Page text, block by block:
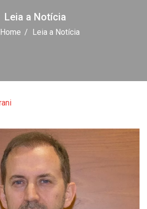
Leia a Notícia
Home Leia a Notícia